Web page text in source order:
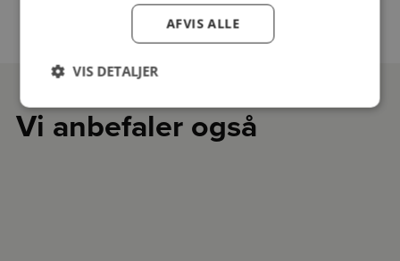
Vi anbefaler også
AFVIS ALLE
VIS DETALJER